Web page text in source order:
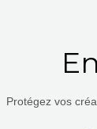
Protégez vos